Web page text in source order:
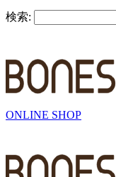
検索:
ONLINE SHOP